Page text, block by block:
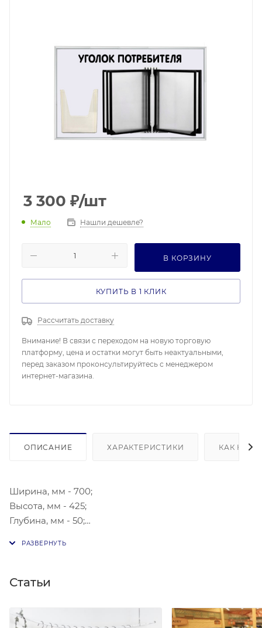
3 300 ₽/шт
Мало Нашли дешевле?
В КОРЗИНУ
КУПИТЬ В 1 КЛИК
Рассчитать доставку
Внимание! В связи с переходом на новую торговую
платформу, цена и остатки могут быть неактуальными,
перед заказом проконсультируйтесь с менеджером
интернет-магазина.
ОПИСАНИЕ ХАРАКТЕРИСТИКИ КАК
Ширина, мм - 700;
Высота, мм - 425;
Глубина, мм - 50;
Статьи